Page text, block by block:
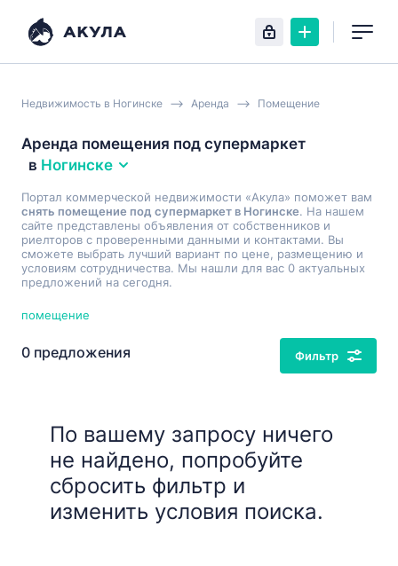
Недвижимость в Ногинске Аренда Помещение
Аренда помещения под супермаркет
в Ногинске
Портал коммерческой недвижимости «Акула» поможет вам
снять помещение под супермаркет в Ногинске. На нашем
сайте представлены объявления от собственников и
риелторов с проверенными данными и контактами. Вы
сможете выбрать лучший вариант по цене, размещению и
условиям сотрудничества. Мы нашли для вас 0 актуальных
предложений на сегодня.
помещение
0 предложения Фильтр
По вашему запросу ничего
не найдено, попробуйте
сбросить фильтр и
изменить условия поиска.